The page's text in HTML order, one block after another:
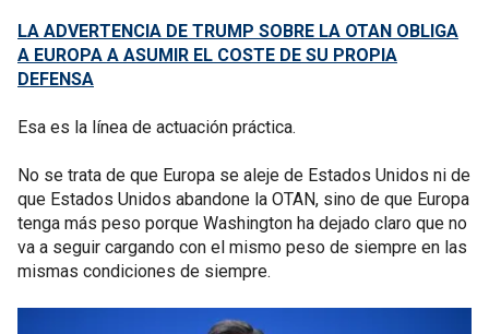
LA ADVERTENCIA DE TRUMP SOBRE LA OTAN OBLIGA
A EUROPA A ASUMIR EL COSTE DE SU PROPIA
DEFENSA
Esa es la línea de actuación práctica.
No se trata de que Europa se aleje de Estados Unidos ni de
que Estados Unidos abandone la OTAN, sino de que Europa
tenga más peso porque Washington ha dejado claro que no
va a seguir cargando con el mismo peso de siempre en las
mismas condiciones de siempre.